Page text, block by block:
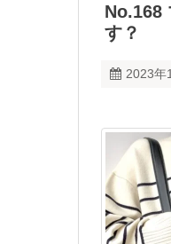
No.168
す？
2023年